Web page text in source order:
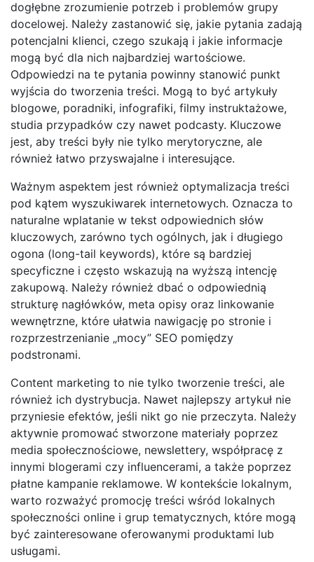
dogłębne zrozumienie potrzeb i problemów grupy
docelowej. Należy zastanowić się, jakie pytania zadają
potencjalni klienci, czego szukają i jakie informacje
mogą być dla nich najbardziej wartościowe.
Odpowiedzi na te pytania powinny stanowić punkt
wyjścia do tworzenia treści. Mogą to być artykuły
blogowe, poradniki, infografiki, filmy instruktażowe,
studia przypadków czy nawet podcasty. Kluczowe
jest, aby treści były nie tylko merytoryczne, ale
również łatwo przyswajalne i interesujące.
Ważnym aspektem jest również optymalizacja treści
pod kątem wyszukiwarek internetowych. Oznacza to
naturalne wplatanie w tekst odpowiednich słów
kluczowych, zarówno tych ogólnych, jak i długiego
ogona (long-tail keywords), które są bardziej
specyficzne i często wskazują na wyższą intencję
zakupową. Należy również dbać o odpowiednią
strukturę nagłówków, meta opisy oraz linkowanie
wewnętrzne, które ułatwia nawigację po stronie i
rozprzestrzenianie „mocy” SEO pomiędzy
podstronami.
Content marketing to nie tylko tworzenie treści, ale
również ich dystrybucja. Nawet najlepszy artykuł nie
przyniesie efektów, jeśli nikt go nie przeczyta. Należy
aktywnie promować stworzone materiały poprzez
media społecznościowe, newslettery, współpracę z
innymi blogerami czy influencerami, a także poprzez
płatne kampanie reklamowe. W kontekście lokalnym,
warto rozważyć promocję treści wśród lokalnych
społeczności online i grup tematycznych, które mogą
być zainteresowane oferowanymi produktami lub
usługami.